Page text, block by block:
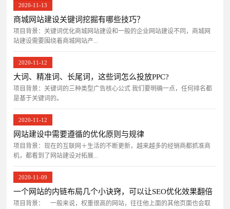
2020-11-13
商城网站建设关键词挖掘有哪些技巧？
项目背景：关键词优化商城网站建设和一般的企业网站建设不同，商城网
站建设需要围绕着商城网站产...
2020-11-12
大词、精准词、长尾词，这些词怎么投放PPC?
项目背景：关键词的三种类型广告核心公式 我们要明确一点，任何排名都
是基于关键词的。
2020-11-12
网站建设中需要遵循的优化原则与规律
项目背景：现在的互联网＋生活的不断更新，越来越多的经销商都抓准商
机，都看到了网站建设对拓展...
2020-11-09
一个网站的内链布局几个小诀窍，可以让SEO优化效果翻倍
项目背景： 一般来说，权重很高的网站，往往他上面的其他页面也会取